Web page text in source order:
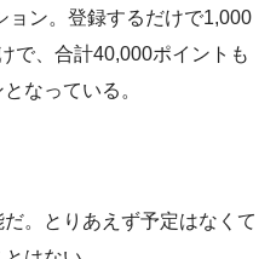
ョン。登録するだけで1,000
で、合計40,000ポイントも
なっている。
。とりあえず予定はなくて